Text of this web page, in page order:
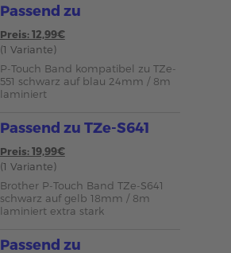
Passend zu
Preis: 12,99€
(1 Variante)
P-Touch Band kompatibel zu TZe-
551 schwarz auf blau 24mm / 8m
laminiert
Passend zu TZe-S641
Preis: 19,99€
(1 Variante)
Brother P-Touch Band TZe-S641
schwarz auf gelb 18mm / 8m
laminiert extra stark
Passend zu